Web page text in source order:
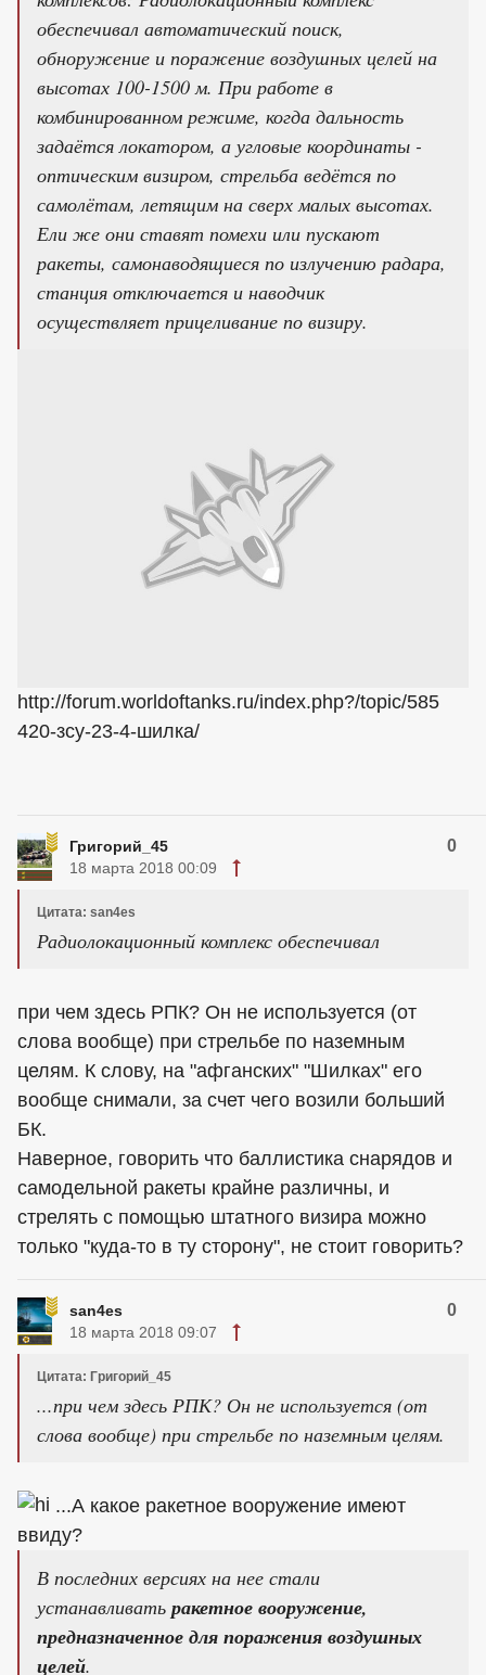
обеспечивал автоматический поиск,
обноружение и поражение воздушных целей на
высотах 100-1500 м. При работе в
комбинированном режиме, когда дальность
задаётся локатором, а угловые координаты -
оптическим визиром, стрельба ведётся по
самолётам, летящим на сверх малых высотах.
Ели же они ставят помехи или пускают
ракеты, самонаводящиеся по излучению радара,
станция отключается и наводчик
осуществляет прицеливание по визиру.
http://forum.worldoftanks.ru/index.php?/topic/585
420-зсу-23-4-шилка/
Григорий_45 0
18 марта 2018 00:09
Цитата: san4es
Радиолокационный комплекс обеспечивал
при чем здесь РПК? Он не используется (от
слова вообще) при стрельбе по наземным
целям. К слову, на "афганских" "Шилках" его
вообще снимали, за счет чего возили больший
БК.
Наверное, говорить что баллистика снарядов и
самодельной ракеты крайне различны, и
стрелять с помощью штатного визира можно
только "куда-то в ту сторону", не стоит говорить?
san4es 0
18 марта 2018 09:07
Цитата: Григорий_45
...при чем здесь РПК? Он не используется (от
слова вообще) при стрельбе по наземным целям.
...А какое ракетное вооружение имеют
ввиду?
В последних версиях на нее стали
устанавливать ракетное вооружение,
предназначенное для поражения воздушных
целей.